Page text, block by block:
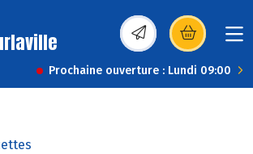
(s’ouvre dans une
Prochaine ouverture : Lundi 09:00